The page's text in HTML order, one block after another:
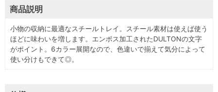
商品説明
小物の収納に最適なスチールトレイ。スチール素材は使えば使う
ほどに味わいを増します。エンボス加工されたDULTONの文字
がポイント。6カラー展開なので、色違いで揃えて気分によって
使い分けもできて◎。